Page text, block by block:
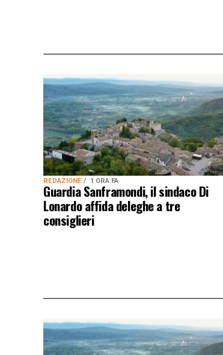
REDAZIONE 1 ORA FA
Guardia Sanframondi, il sindaco Di
Lonardo affida deleghe a tre
consiglieri